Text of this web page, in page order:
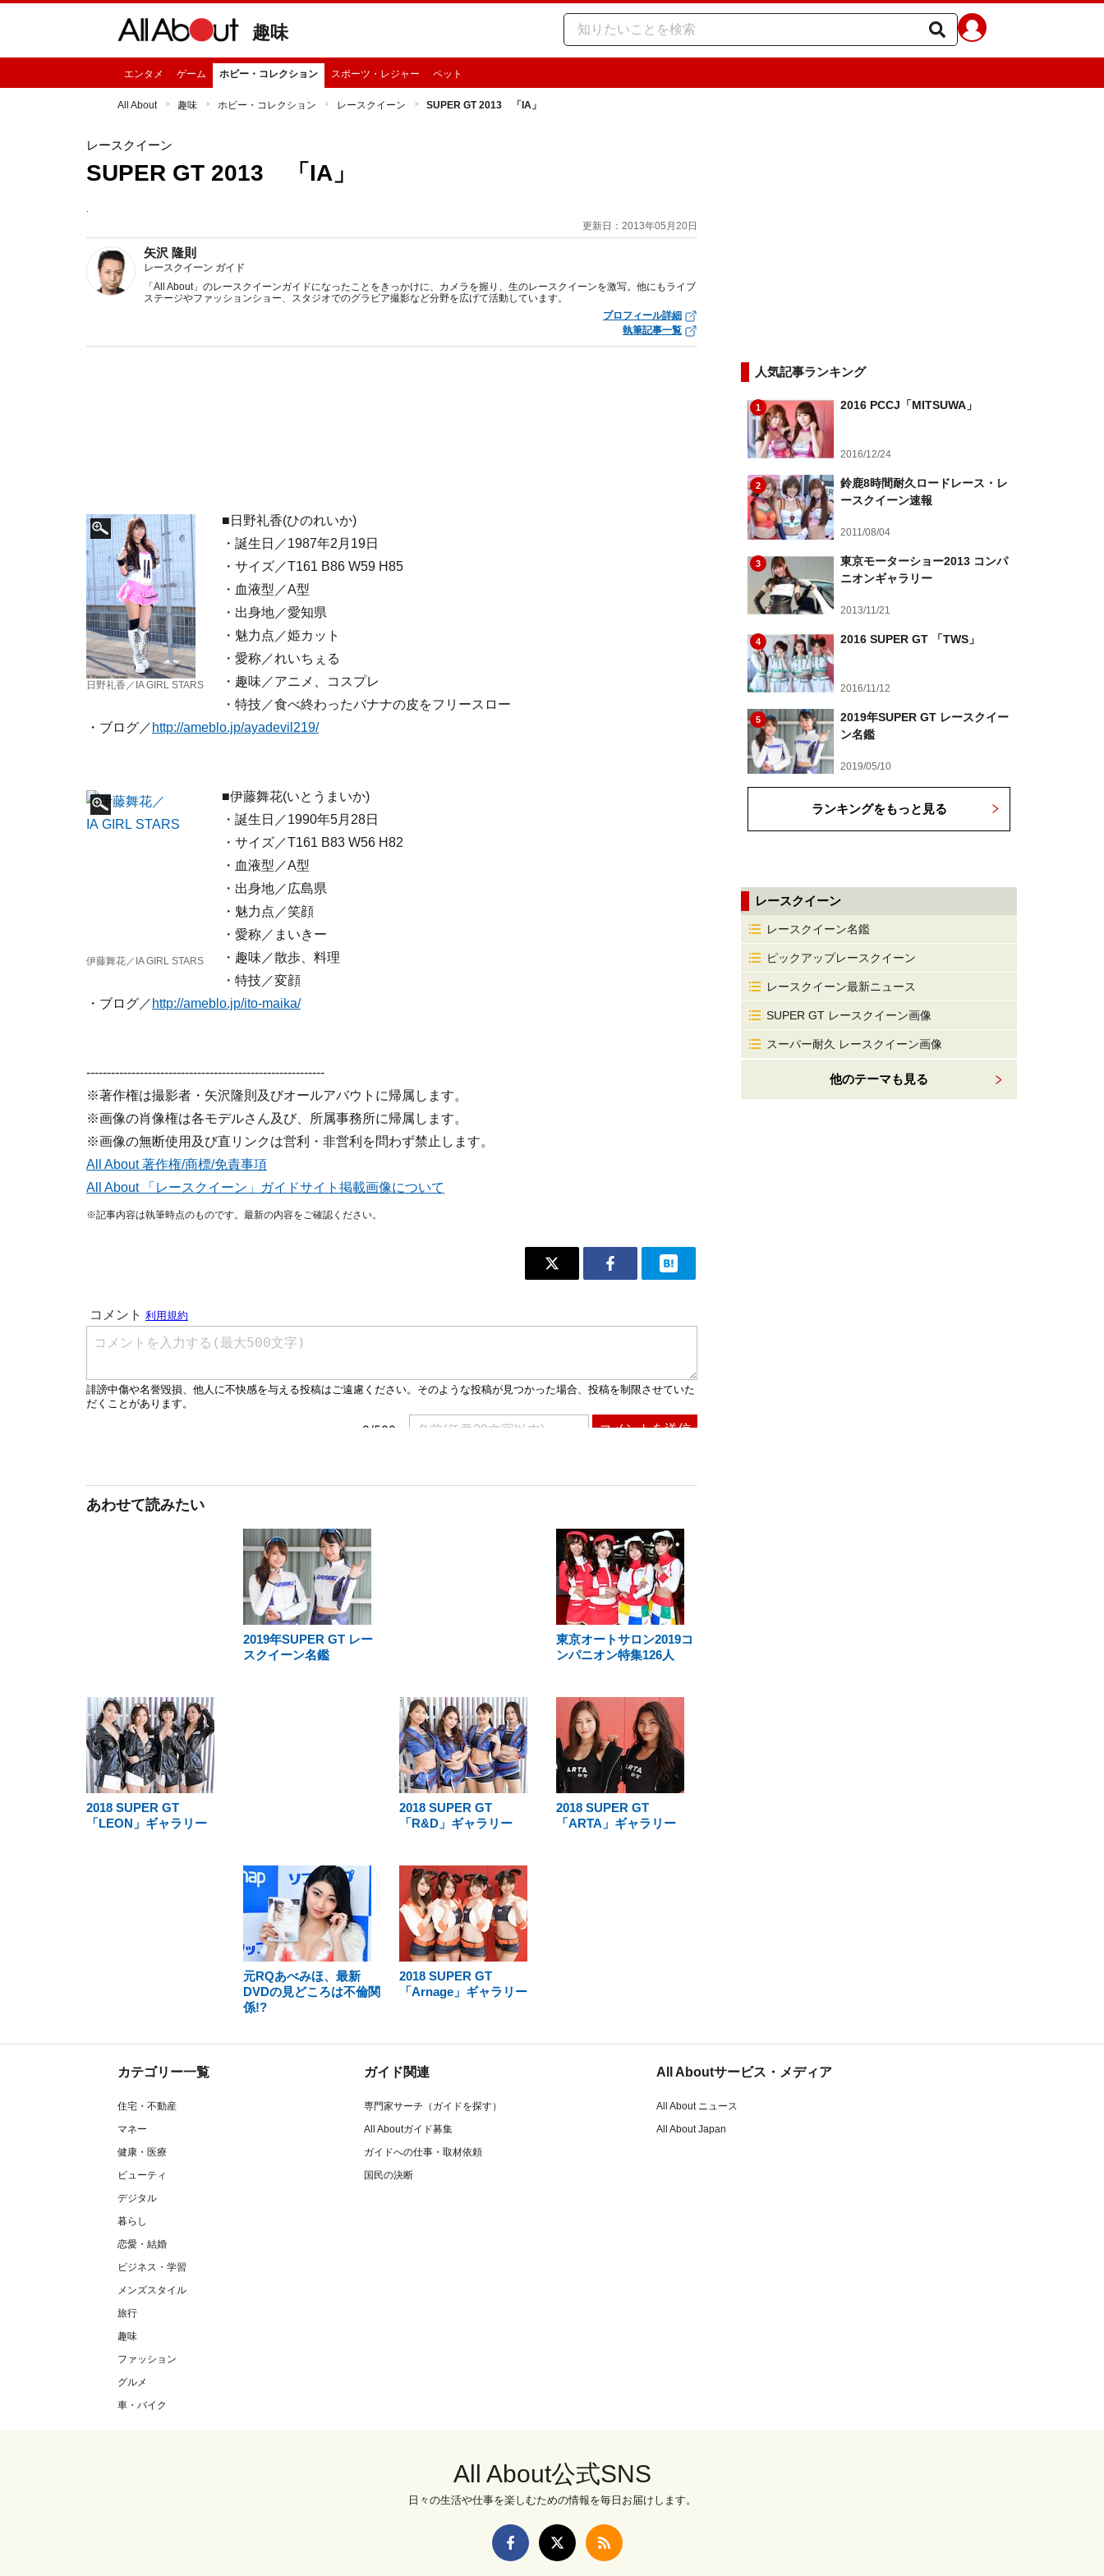
趣味
エンタメ ゲーム ホビー・コレクション スポーツ・レジャー ペット
All About 趣味 ホビー・コレクション レースクイーン SUPER GT 2013 「IA」
レースクイーン
SUPER GT 2013 「IA」
.
更新日：2013年05月20日
矢沢 隆則
レースクイーン ガイド
「All About」のレースクイーンガイドになったことをきっかけに、カメラを握り、生のレースクイーンを激写。他にもライブ
ステージやファッションショー、スタジオでのグラビア撮影など分野を広げて活動しています。
プロフィール詳細
執筆記事一覧
日野礼香／IA GIRL STARS
■日野礼香(ひのれいか)
・誕生日／1987年2月19日
・サイズ／T161 B86 W59 H85
・血液型／A型
・出身地／愛知県
・魅力点／姫カット
・愛称／れいちぇる
・趣味／アニメ、コスプレ
・特技／食べ終わったバナナの皮をフリースロー
・ブログ／ http://ameblo.jp/ayadevil219/
伊藤舞花／IA GIRL STARS
■伊藤舞花(いとうまいか)
・誕生日／1990年5月28日
・サイズ／T161 B83 W56 H82
・血液型／A型
・出身地／広島県
・魅力点／笑顔
・愛称／まいきー
・趣味／散歩、料理
・特技／変顔
・ブログ／ http://ameblo.jp/ito-maika/
----------------------------------------------------------
※著作権は撮影者・矢沢隆則及びオールアバウトに帰属します。
※画像の肖像権は各モデルさん及び、所属事務所に帰属します。
※画像の無断使用及び直リンクは営利・非営利を問わず禁止します。
All About 著作権/商標/免責事項
All About 「レースクイーン」ガイドサイト掲載画像について
※記事内容は執筆時点のものです。最新の内容をご確認ください。
あわせて読みたい
2019年SUPER GT レー
スクイーン名鑑
東京オートサロン2019コ
ンパニオン特集126人
2018 SUPER GT
「LEON」ギャラリー
2018 SUPER GT
「R&D」ギャラリー
2018 SUPER GT
「ARTA」ギャラリー
元RQあべみほ、最新
DVDの見どころは不倫関
係!?
2018 SUPER GT
「Arnage」ギャラリー
人気記事ランキング
1 2016 PCCJ「MITSUWA」
2016/12/24
2
鈴鹿8時間耐久ロードレース・レ
ースクイーン速報
2011/08/04
3
東京モーターショー2013 コンパ
ニオンギャラリー
2013/11/21
4 2016 SUPER GT 「TWS」
2016/11/12
5
2019年SUPER GT レースクイー
ン名鑑
2019/05/10
ランキングをもっと見る
レースクイーン
レースクイーン名鑑
ピックアップレースクイーン
レースクイーン最新ニュース
SUPER GT レースクイーン画像
スーパー耐久 レースクイーン画像
他のテーマも見る
カテゴリー一覧
住宅・不動産
マネー
健康・医療
ビューティ
デジタル
暮らし
恋愛・結婚
ビジネス・学習
メンズスタイル
旅行
趣味
ファッション
グルメ
車・バイク
ガイド関連
専門家サーチ（ガイドを探す）
All Aboutガイド募集
ガイドへの仕事・取材依頼
国民の決断
All Aboutサービス・メディア
All About ニュース
All About Japan
All About公式SNS
日々の生活や仕事を楽しむための情報を毎日お届けします。